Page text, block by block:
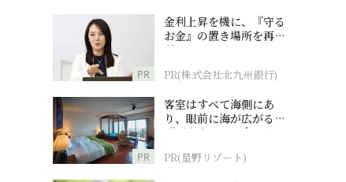
PR
金利上昇を機に、『守る
お金』の置き場所を再検
討
PR(株式会社北九州銀行)
PR
客室はすべて海側にあ
り、眼前に海が広がる
『西表島ホテル by 星野
PR(星野リゾート)